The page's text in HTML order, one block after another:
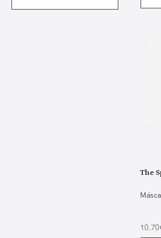
The